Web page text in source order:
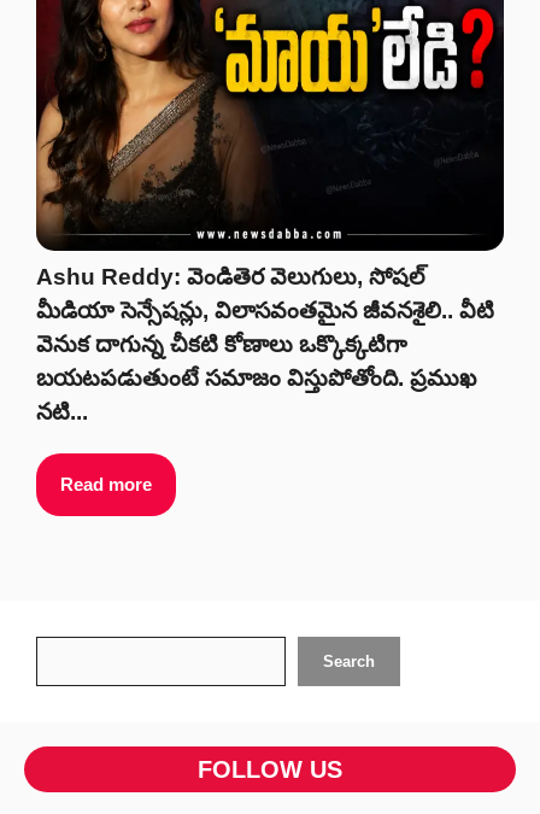
Ashu Reddy: వెండితెర వెలుగులు, సోషల్
మీడియా సెన్సేషన్లు, విలాసవంతమైన జీవనశైలి.. వీటి
వెనుక దాగున్న చీకటి కోణాలు ఒక్కొక్కటిగా
బయటపడుతుంటే సమాజం విస్తుపోతోంది. ప్రముఖ
నటి...
Read more
Search
FOLLOW US